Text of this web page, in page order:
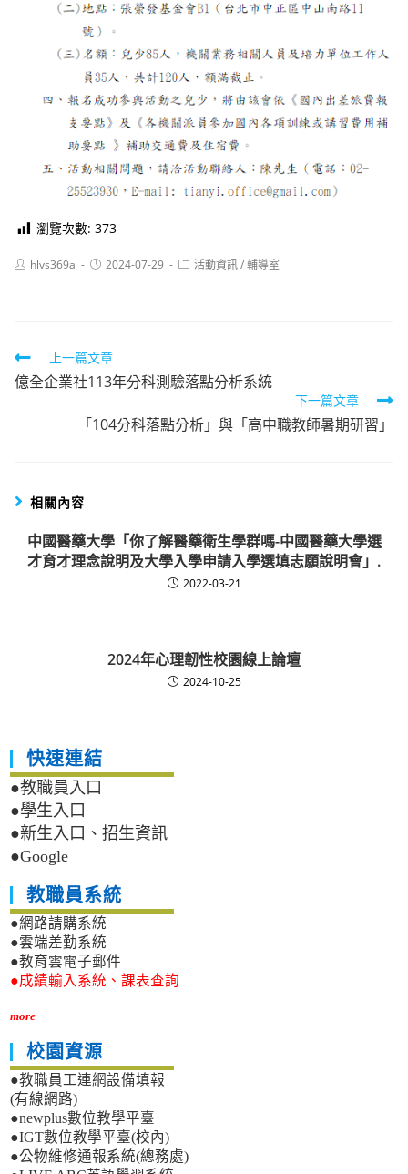
瀏覽次數: 373
Posthlvs369a
Post2024-07-29
Post活動資訊/輔導室
Read
more
上一篇文章
億全企業社113年分科測驗落點分析系統
下一篇文章
「104分科落點分析」與「高中職教師暑期研習」
相關內容
中國醫藥大學「你了解醫藥衛生學群嗎-中國醫藥大學選
才育才理念說明及大學入學申請入學選填志願說明會」.
2022-03-21
2024年心理韌性校園線上論壇
2024-10-25
快速連結
●教職員入口
●學生入口
●新生入口、招生資訊
●Google
教職員系統
●網路請購系統
●雲端差勤系統
●教育雲電子郵件
●成績輸入系統、課表查詢
more
校園資源
●教職員工連網設備填報
(有線網路)
●newplus數位教學平臺
●IGT數位教學平臺(校內)
●公物維修通報系統(總務處)